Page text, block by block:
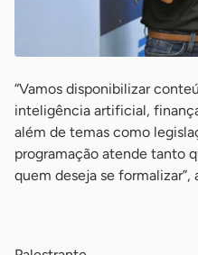
“Vamos disponibilizar
inteligência artificial,
além de temas como
programação atende tanto
quem deseja se formalizar”,